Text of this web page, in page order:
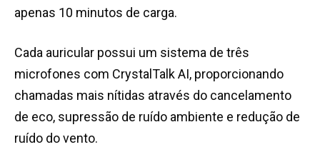
apenas 10 minutos de carga.
Cada auricular possui um sistema de três
microfones com CrystalTalk AI, proporcionando
chamadas mais nítidas através do cancelamento
de eco, supressão de ruído ambiente e redução de
ruído do vento.